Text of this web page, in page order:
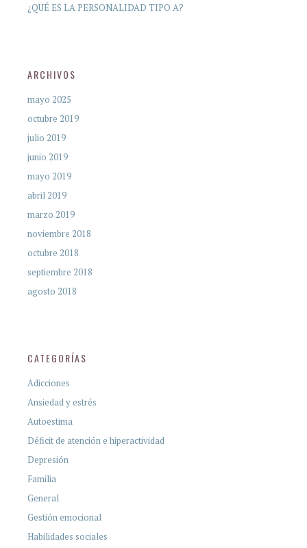
¿QUÉ ES LA PERSONALIDAD TIPO A?
ARCHIVOS
mayo 2025
octubre 2019
julio 2019
junio 2019
mayo 2019
abril 2019
marzo 2019
noviembre 2018
octubre 2018
septiembre 2018
agosto 2018
CATEGORÍAS
Adicciones
Ansiedad y estrés
Autoestima
Déficit de atención e hiperactividad
Depresión
Familia
General
Gestión emocional
Habilidades sociales